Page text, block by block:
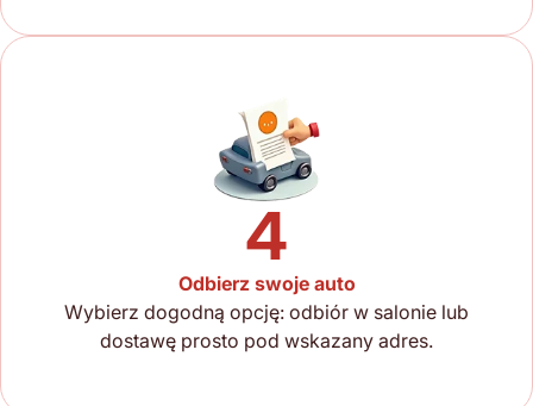
4
Odbierz swoje auto
Wybierz dogodną opcję: odbiór w salonie lub
dostawę prosto pod wskazany adres.